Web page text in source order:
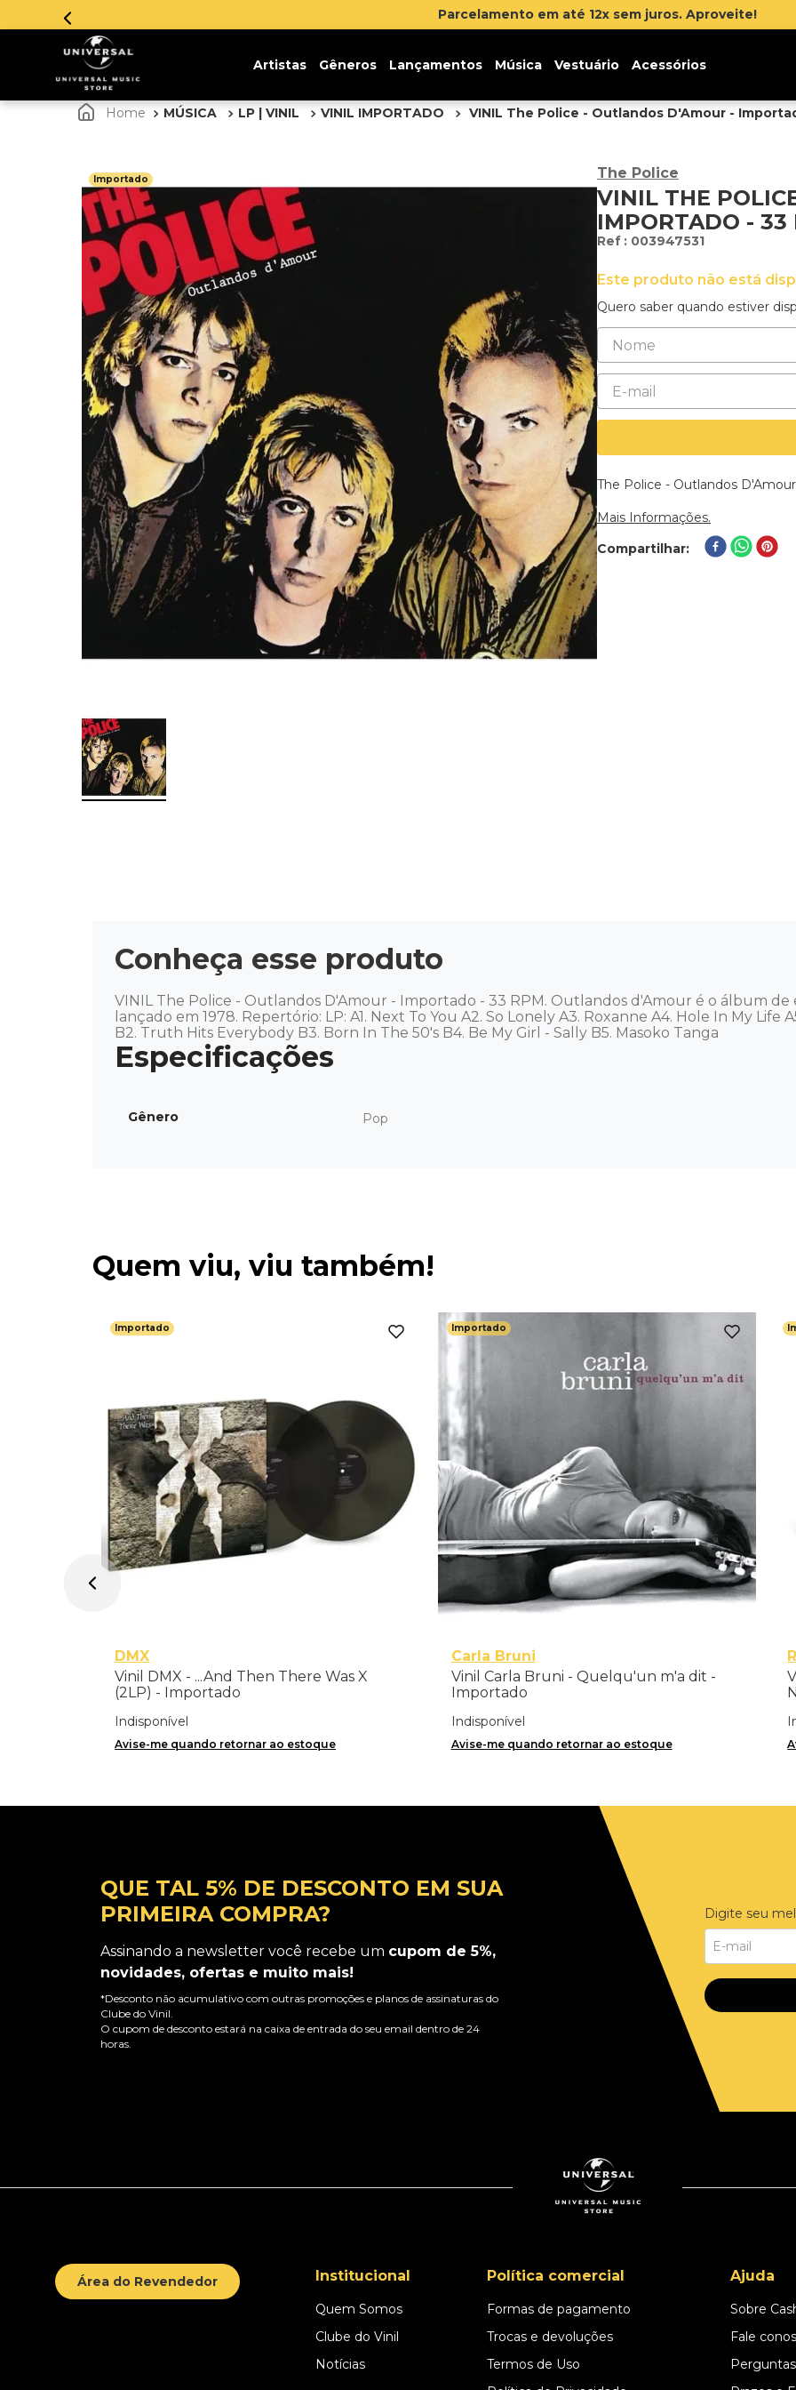
Parcelamento em até 12x sem juros. Aproveite!
Artistas Gêneros Lançamentos Música Vestuário Acessórios
MÚSICA LP | VINIL VINIL IMPORTADO VINIL The Police - Outlandos D'Amour -
Importado The Police
VINIL THE
IMPORTADO - 33
: 003947531
Este produto não está
Quero saber quando estiver
The Police - Outlandos
Mais Informações.
Compartilhar
Conheça esse produto
VINIL The Police - Outlandos D'Amour - Importado - 33 RPM. Outlandos d'Amour é o álbum de
lançado em 1978. Repertório: LP: A1. Next To You A2. So Lonely A3. Roxanne A4. Hole In My Life
B2. Truth Hits Everybody B3. Born In The 50's B4. Be My Girl - Sally B5. Masoko Tanga
Gênero Pop
Quem viu, viu também!
Importado
DMX
Vinil DMX - ...And Then There Was X
(2LP) - Importado
Indisponível
Avise-me quando retornar ao estoque
Importado
Carla Bruni
Vinil Carla Bruni - Quelqu'un m'a dit -
Importado
Indisponível
Avise-me quando retornar ao estoque
QUE TAL 5% DE DESCONTO EM SUA
PRIMEIRA COMPRA?
Assinando a newsletter você recebe um cupom de 5%,
novidades, ofertas e muito mais!
*Desconto não acumulativo com outras promoções e planos de assinaturas do
Clube do Vinil.
O cupom de desconto estará na caixa de entrada do seu email dentro de 24
horas.
Digite seu
Área do Revendedor Institucional
Quem Somos
Clube do Vinil
Notícias
Política comercial
Formas de pagamento
Trocas e devoluções
Termos de Uso
Ajuda
Sobre
Fale